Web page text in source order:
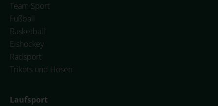
Team Sport
Fußball
Basketball
Eishockey
Radsport
Trikots und Hosen
Laufsport